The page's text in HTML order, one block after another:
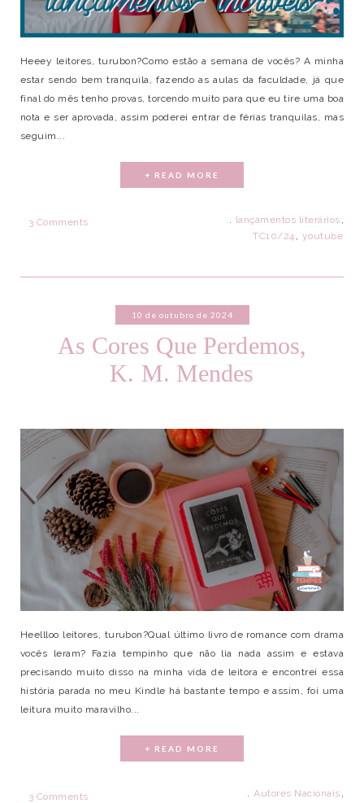
Heeey leitores, turubon?Como estão a semana de vocês? A minha
estar sendo bem tranquila, fazendo as aulas da faculdade, já que
final do mês tenho provas, torcendo muito para que eu tire uma boa
nota e ser aprovada, assim poderei entrar de férias tranquilas, mas
seguim...
+ READ MORE
3 Comments lançamentos literários
TC10/24
youtube
10 de outubro de 2024
As Cores Que Perdemos,
K. M. Mendes
Heellloo leitores, turubon?Qual último livro de romance com drama
vocês leram? Fazia tempinho que não lia nada assim e estava
precisando muito disso na minha vida de leitora e encontrei essa
história parada no meu Kindle há bastante tempo e assim, foi uma
leitura muito maravilho...
+ READ MORE
3 Comments . Autores Nacionais ,